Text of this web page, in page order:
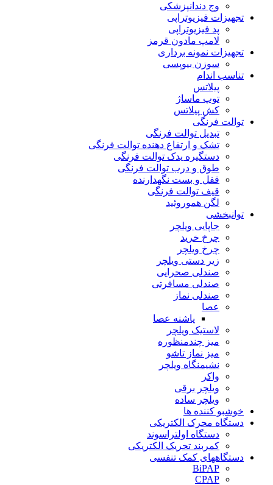
وج دندانپزشکی
تجهیزات فیزیوتراپی
پد فیزیوتراپی
لامپ مادون قرمز
تجهیزات نمونه برداری
سوزن بیوپسی
تناسب اندام
پیلاتس
توپ ماساژ
کش پیلاتس
توالت فرنگی
تبدیل توالت فرنگی
تشک و ارتفاع دهنده توالت فرنگی
دستگیره یدک توالت فرنگی
طوق و درب توالت فرنگی
قفل و بست نگهدارنده
قیف توالت فرنگی
لگن هموروئید
توانبخشی
جاپایی ویلچر
چرخ خرید
چرخ ویلچر
زیر دستی ویلچر
صندلی صحرایی
صندلی مسافرتی
صندلی نماز
عصا
پاشنه عصا
لاستیک ویلچر
میز چندمنظوره
میز نماز تاشو
نشیمنگاه ویلچر
واکر
ویلچر برقی
ویلچر ساده
خوشبو کننده ها
دستگاه محرک الکتریکی
دستگاه اولتراسوند
کمربند تحریک الکتریکی
دستگاههای کمک تنفسی
BiPAP
CPAP